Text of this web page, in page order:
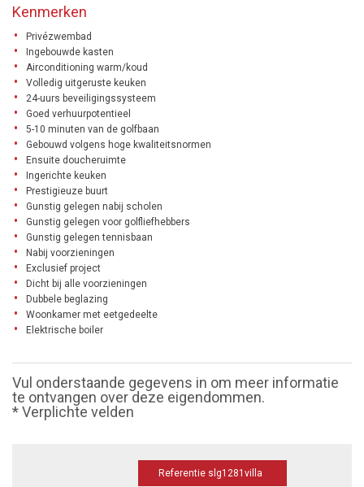
Kenmerken
Privézwembad
Ingebouwde kasten
Airconditioning warm/koud
Volledig uitgeruste keuken
24-uurs beveiligingssysteem
Goed verhuurpotentieel
5-10 minuten van de golfbaan
Gebouwd volgens hoge kwaliteitsnormen
Ensuite doucheruimte
Ingerichte keuken
Prestigieuze buurt
Gunstig gelegen nabij scholen
Gunstig gelegen voor golfliefhebbers
Gunstig gelegen tennisbaan
Nabij voorzieningen
Exclusief project
Dicht bij alle voorzieningen
Dubbele beglazing
Woonkamer met eetgedeelte
Elektrische boiler
Vul onderstaande gegevens in om meer informatie
te ontvangen over deze eigendommen.
* Verplichte velden
Referentie slg1281villa